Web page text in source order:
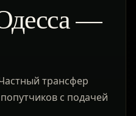
—
трансфер
с подачей